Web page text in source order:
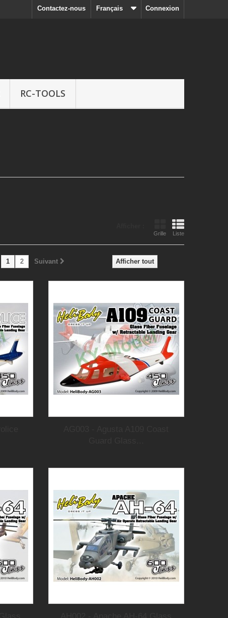
Connexion
Français
Contactez-nous
RC-TOOLS
Grille Liste
Afficher tout
1 2 Suivant